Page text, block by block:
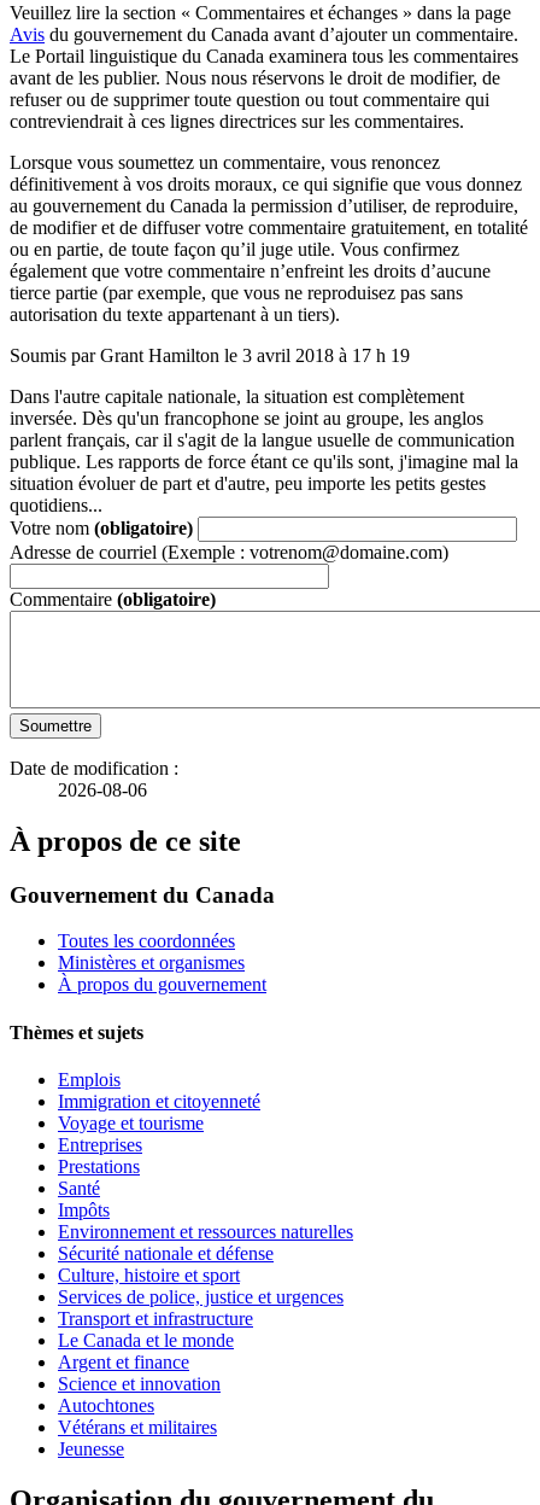
Veuillez lire la section « Commentaires et échanges » dans la page
Avis du gouvernement du Canada avant d’ajouter un commentaire.
Le Portail linguistique du Canada examinera tous les commentaires
avant de les publier. Nous nous réservons le droit de modifier, de
refuser ou de supprimer toute question ou tout commentaire qui
contreviendrait à ces lignes directrices sur les commentaires.
Lorsque vous soumettez un commentaire, vous renoncez
définitivement à vos droits moraux, ce qui signifie que vous donnez
au gouvernement du Canada la permission d’utiliser, de reproduire,
de modifier et de diffuser votre commentaire gratuitement, en totalité
ou en partie, de toute façon qu’il juge utile. Vous confirmez
également que votre commentaire n’enfreint les droits d’aucune
tierce partie (par exemple, que vous ne reproduisez pas sans
autorisation du texte appartenant à un tiers).
Soumis par Grant Hamilton le 3 avril 2018 à 17 h 19
Dans l'autre capitale nationale, la situation est complètement
inversée. Dès qu'un francophone se joint au groupe, les anglos
parlent français, car il s'agit de la langue usuelle de communication
publique. Les rapports de force étant ce qu'ils sont, j'imagine mal la
situation évoluer de part et d'autre, peu importe les petits gestes
quotidiens...
Votre nom (obligatoire)
Adresse de courriel (Exemple : votrenom@domaine.com)
Commentaire (obligatoire)
Soumettre
Date de modification :
2026-08-06
À propos de ce site
Gouvernement du Canada
Toutes les coordonnées
Ministères et organismes
À propos du gouvernement
Thèmes et sujets
Emplois
Immigration et citoyenneté
Voyage et tourisme
Entreprises
Prestations
Santé
Impôts
Environnement et ressources naturelles
Sécurité nationale et défense
Culture, histoire et sport
Services de police, justice et urgences
Transport et infrastructure
Le Canada et le monde
Argent et finance
Science et innovation
Autochtones
Vétérans et militaires
Jeunesse